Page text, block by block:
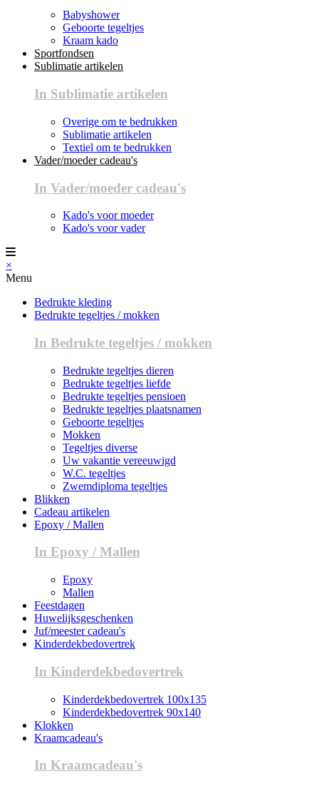
Babyshower
Geboorte tegeltjes
Kraam kado
Sportfondsen
Sublimatie artikelen
In Sublimatie artikelen
Overige om te bedrukken
Sublimatie artikelen
Textiel om te bedrukken
Vader/moeder cadeau's
In Vader/moeder cadeau's
Kado's voor moeder
Kado's voor vader
×
Menu
Bedrukte kleding
Bedrukte tegeltjes / mokken
In Bedrukte tegeltjes / mokken
Bedrukte tegeltjes dieren
Bedrukte tegeltjes liefde
Bedrukte tegeltjes pensioen
Bedrukte tegeltjes plaatsnamen
Geboorte tegeltjes
Mokken
Tegeltjes diverse
Uw vakantie vereeuwigd
W.C. tegeltjes
Zwemdiploma tegeltjes
Blikken
Cadeau artikelen
Epoxy / Mallen
In Epoxy / Mallen
Epoxy
Mallen
Feestdagen
Huwelijksgeschenken
Juf/meester cadeau's
Kinderdekbedovertrek
In Kinderdekbedovertrek
Kinderdekbedovertrek 100x135
Kinderdekbedovertrek 90x140
Klokken
Kraamcadeau's
In Kraamcadeau's